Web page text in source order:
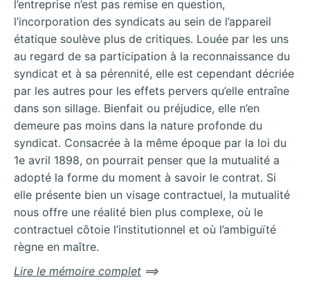
l’entreprise n’est pas remise en question,
l’incorporation des syndicats au sein de l’appareil
étatique soulève plus de critiques. Louée par les uns
au regard de sa participation à la reconnaissance du
syndicat et à sa pérennité, elle est cependant décriée
par les autres pour les effets pervers qu’elle entraîne
dans son sillage. Bienfait ou préjudice, elle n’en
demeure pas moins dans la nature profonde du
syndicat. Consacrée à la même époque par la loi du
1e avril 1898, on pourrait penser que la mutualité a
adopté la forme du moment à savoir le contrat. Si
elle présente bien un visage contractuel, la mutualité
nous offre une réalité bien plus complexe, où le
contractuel côtoie l’institutionnel et où l’ambiguïté
règne en maître.
Lire le mémoire complet ==>